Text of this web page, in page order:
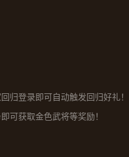
归登录即可自动触发回归好礼！
可获取金色武将等奖励！